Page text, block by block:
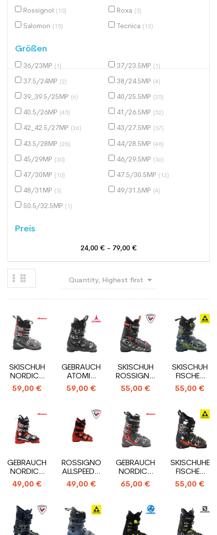
Rossignol (10) Roxa (3)
Salomon (15) Tecnica (12)
Größen
36/23MP (1) 37/23.5MP (1)
37.5/24MP (2) 38/24.5MP (4)
39_39.5/25MP (6) 40/25.5MP (25)
40.5/26MP (45) 41/26.5MP (52)
42_42.5/27MP (26) 43/27.5MP (37)
43.5/28MP (28) 44/28.5MP (48)
45/29MP (30) 46/29.5MP (36)
47/30MP (10) 47.5/30.5MP (12)
48/31MP (3) 49/31.5MP (4)
50.5/32.5MP (1)
Preis
24,00 € - 79,00 €
Quantity, Highest first 
SKISCHUH
NORDICA
SPORTMACHINE
90 R
59,00 €
GEBRAUCHTE
ATOMIC
HAWX
MAGNA
SKISCHUHE
59,00 €
SKISCHUH
ROSSIGNOL
SPEED
RENTAL
55,00 €
SKISCHUH
FISCHER
RC ONE 90
XTR HV
55,00 €
GEBRAUCHTER
NORDICA
SPORTMACHINE
90 R
49,00 €
ROSSIGNOL
ALLSPEED R
GEBRAUCHTER
SKISCHUH
49,00 €
GEBRAUCHTER
NORDICA
SPEEDMACHINE
110 R
65,00 €
SKISCHUHE
FISCHER
RC PRO 90
XTR
55,00 €